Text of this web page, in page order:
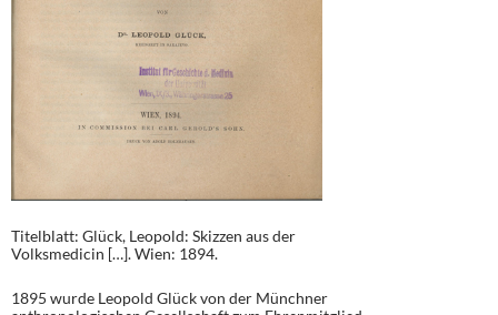
Titelblatt: Glück, Leopold: Skizzen aus der
Volksmedicin […]. Wien: 1894.
1895 wurde Leopold Glück von der Münchner